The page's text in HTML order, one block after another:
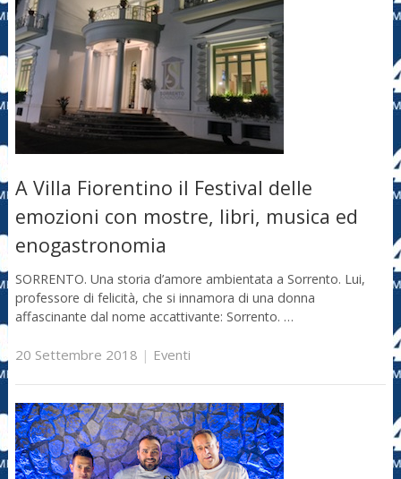
A Villa Fiorentino il Festival delle
emozioni con mostre, libri, musica ed
enogastronomia
SORRENTO. Una storia d’amore ambientata a Sorrento. Lui,
professore di felicità, che si innamora di una donna
affascinante dal nome accattivante: Sorrento. …
20 Settembre 2018 | Eventi